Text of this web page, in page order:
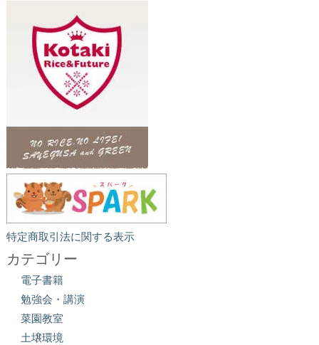
特定商取引法に関する表示
カテゴリー
電子書籍
勉強会・講演
菜園教室
土壌環境